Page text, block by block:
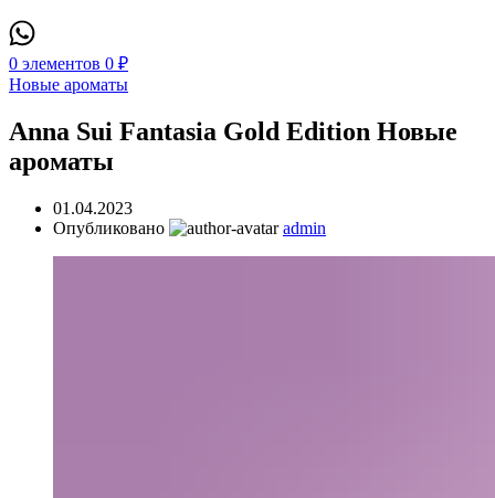
0 элементов 0 ₽
Новые ароматы
Anna Sui Fantasia Gold Edition Новые
ароматы
01.04.2023
Опубликовано
admin